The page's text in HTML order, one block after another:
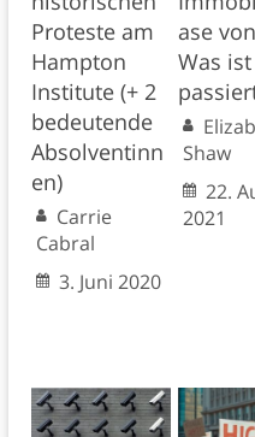
Proteste am
Hampton
Institute (+ 2
bedeutende
Absolventinn
en)
Carrie
Cabral
3. Juni 2020
ase
Was ist
Shaw
22.
2021